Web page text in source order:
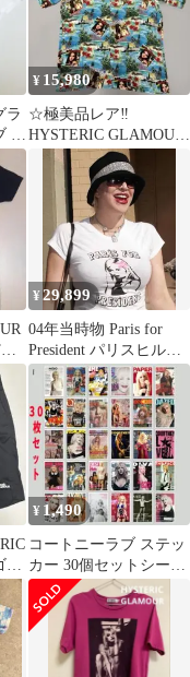
ラ
ド
¥ 15,980
☆極美品レア‼️
HYSTERIC GLAMOUR
ヒスガール アロハシャ
ツ M ‼️
¥29,899
04年当時物 Paris for
President パリスヒルト
ン Y2K
シ
¥ 1,490
コートニーラブ ステッ
カー 30個セットシール
ミニポスター グランジ
ロック 1